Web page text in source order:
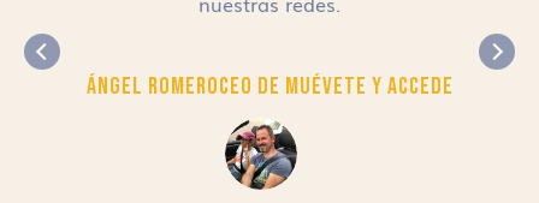
Ángel RomeroCEO de Muévete y Accede